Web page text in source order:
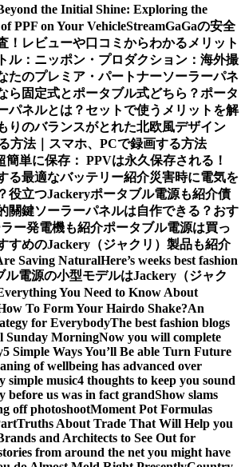
the Initial Shine: Exploring the
PPF on Your VehicleStreamGaGaの安全
！レビューや口コミからわかるメリット
ル：ニッポン・プロダクション：海外撮
たのプレミア・パートナーソーラーパネ
ら固定式とポータブル式どちら？ポータ
パネルとは？セットで使うメリットを解
りのバランスがとれた北欧風デザイン
方法｜スマホ、PCで録画する方法
単に保存： PPVは永久保存される！
る最適なバッテリー紹介災害時に電気を
役立つJackeryポータブル電源も紹介債
關鍵ソーラーパネルは自作できる？おす
ー発電機も紹介ポータブル電源は買っ
すめのJackery（ジャクリ）製品も紹介
Saving NaturalHere’s weeks best fashion
ル電源の小型モデルはJackery（ジャク
You Need to Know About
To Form Your Hairdo Shake?An
for EverybodyThe best fashion blogs
Sunday MorningNow you will complete
5 Simple Ways You’ll Be able Turn Future
of wellbeing has advanced over
simple music4 thoughts to keep you sound
before us was in fact grandShow slams
off photoshootMoment Pot Formulas
Truths About Trade That Will Help you
and Architects to See Out for
from around the net you might have